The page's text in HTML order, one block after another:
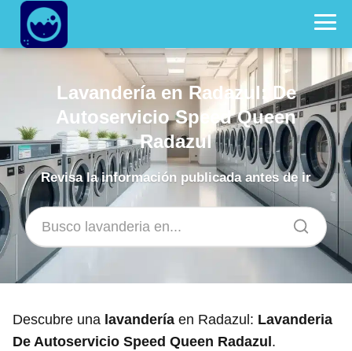
Lavandería en Radazul: De
Autoservicio Speed Queen
Radazul
Revisa la información publicada antes de ir
Descubre una lavandería en Radazul: Lavanderia
De Autoservicio Speed Queen Radazul .